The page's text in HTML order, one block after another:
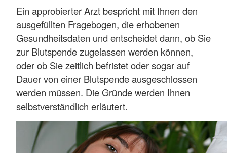
Ein approbierter Arzt bespricht mit Ihnen den
ausgefüllten Fragebogen, die erhobenen
Gesundheitsdaten und entscheidet dann, ob Sie
zur Blutspende zugelassen werden können,
oder ob Sie zeitlich befristet oder sogar auf
Dauer von einer Blutspende ausgeschlossen
werden müssen. Die Gründe werden Ihnen
selbstverständlich erläutert.